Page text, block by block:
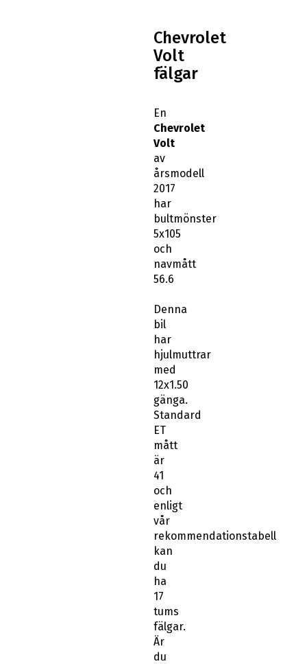
Chevrolet
Volt
fälgar
En
Chevrolet
Volt
av
årsmodell
2017
har
bultmönster
5x105
och
navmått
56.6
Denna
bil
har
hjulmuttrar
med
12x1.50
gänga.
Standard
ET
mått
är
41
och
enligt
vår
rekommendationstabell
kan
du
ha
17
tums
fälgar.
Är
du